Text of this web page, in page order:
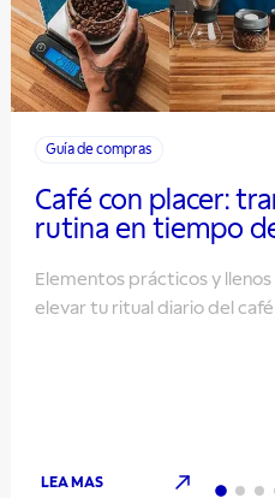
Guía de compras
Café con placer:
rutina en tiempo
Elementos prácticos y
elevar tu ritual diario del café
LEA MAS